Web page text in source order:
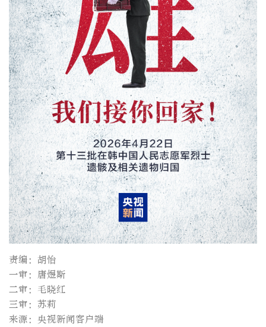
责编：胡怡
一审：唐煜斯
二审：毛晓红
三审：苏莉
来源：央视新闻客户端